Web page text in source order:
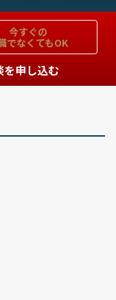
今すぐの
でなくてもOK
を申し込む